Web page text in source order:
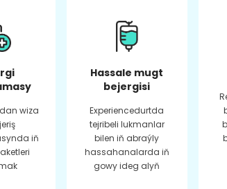
wiza
iň
Hassale mugt
bejergisi
Experiencedurtda
tejribeli lukmanlar
bilen iň abraýly
hassahanalarda iň
gowy ideg alyň